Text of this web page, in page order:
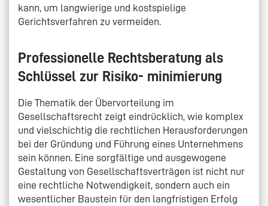
kann, um langwierige und kostspielige
Gerichtsverfahren zu vermeiden.
Professionelle Rechtsberatung als
Schlüssel zur Risiko- minimierung
Die Thematik der Übervorteilung im
Gesellschaftsrecht zeigt eindrücklich, wie komplex
und vielschichtig die rechtlichen Herausforderungen
bei der Gründung und Führung eines Unternehmens
sein können. Eine sorgfältige und ausgewogene
Gestaltung von Gesellschaftsverträgen ist nicht nur
eine rechtliche Notwendigkeit, sondern auch ein
wesentlicher Baustein für den langfristigen Erfolg